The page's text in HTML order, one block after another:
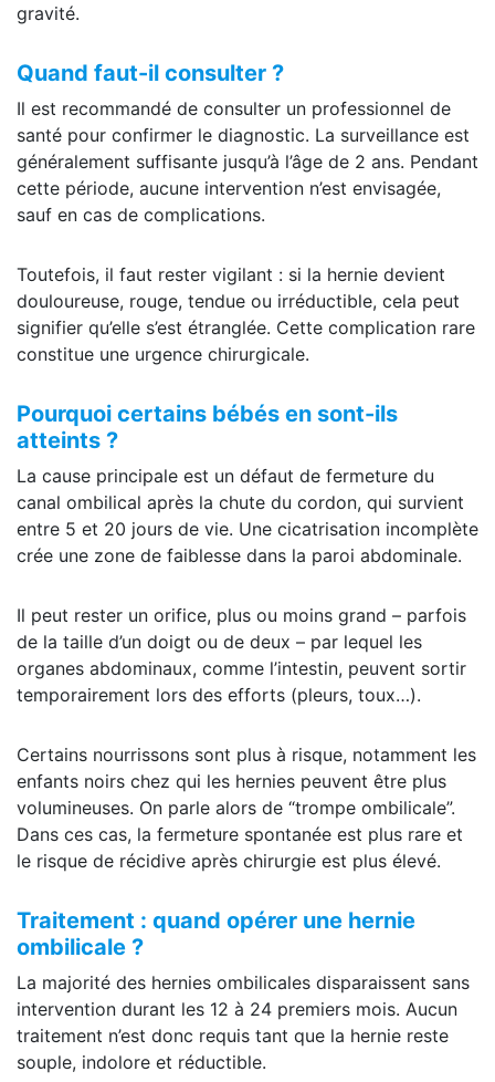
gravité.
Quand faut-il consulter ?
Il est recommandé de consulter un professionnel de
santé pour confirmer le diagnostic. La surveillance est
généralement suffisante jusqu’à l’âge de 2 ans. Pendant
cette période, aucune intervention n’est envisagée,
sauf en cas de complications.
Toutefois, il faut rester vigilant : si la hernie devient
douloureuse, rouge, tendue ou irréductible, cela peut
signifier qu’elle s’est étranglée. Cette complication rare
constitue une urgence chirurgicale.
Pourquoi certains bébés en sont-ils
atteints ?
La cause principale est un défaut de fermeture du
canal ombilical après la chute du cordon, qui survient
entre 5 et 20 jours de vie. Une cicatrisation incomplète
crée une zone de faiblesse dans la paroi abdominale.
Il peut rester un orifice, plus ou moins grand – parfois
de la taille d’un doigt ou de deux – par lequel les
organes abdominaux, comme l’intestin, peuvent sortir
temporairement lors des efforts (pleurs, toux…).
Certains nourrissons sont plus à risque, notamment les
enfants noirs chez qui les hernies peuvent être plus
volumineuses. On parle alors de “trompe ombilicale”.
Dans ces cas, la fermeture spontanée est plus rare et
le risque de récidive après chirurgie est plus élevé.
Traitement : quand opérer une hernie
ombilicale ?
La majorité des hernies ombilicales disparaissent sans
intervention durant les 12 à 24 premiers mois. Aucun
traitement n’est donc requis tant que la hernie reste
souple, indolore et réductible.